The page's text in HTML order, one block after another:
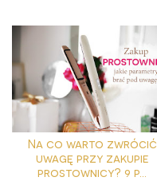
Na co warto zwrócić
uwagę przy zakupie
prostownicy? 9 p...